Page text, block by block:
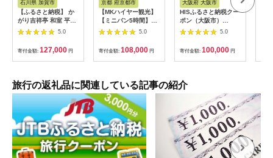
石川県 加賀市
【ふるさと納税】 か
がり吉祥亭 和室 平日
限定 ペア宿泊券 1泊2
食付 2名 ペア 食事付
温泉 宿泊券 旅行 トラ
ベル 宿泊 宿泊施設 宿
レジャー F6P-0991
5.0
寄付金額: 127,000 円
京都 府京都市
【MKハイヤー観光】
【ミニバン5時間】ド
ライバーとめぐるとっ
ておきの京都観光（3
／21-6／20・10／1-
11／30）
5.0
寄付金額: 108,000 円
大阪府 大阪市
HISふるさと納税クー
ポン（大阪市）
30,000円分_OS039-
5.0
寄付金額: 100,000 円
旅行の返礼品に関連している記事の紹介